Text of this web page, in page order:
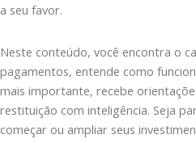
a seu favor.
Neste conteúdo, você encontra o
pagamentos, entende como
mais importante, recebe
restituição com inteligência. Seja
começar ou ampliar seus